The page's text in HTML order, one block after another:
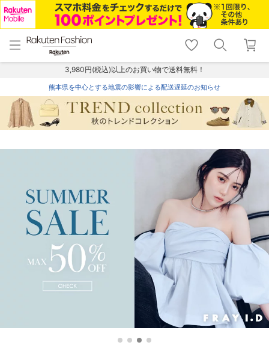
menu home
トップ
shopping_cart lock_outline
ログイン
3,980円(税込)以上のお買い物で送料無料！
熊本県を中心とする地震の影響による配送遅延のお知らせ